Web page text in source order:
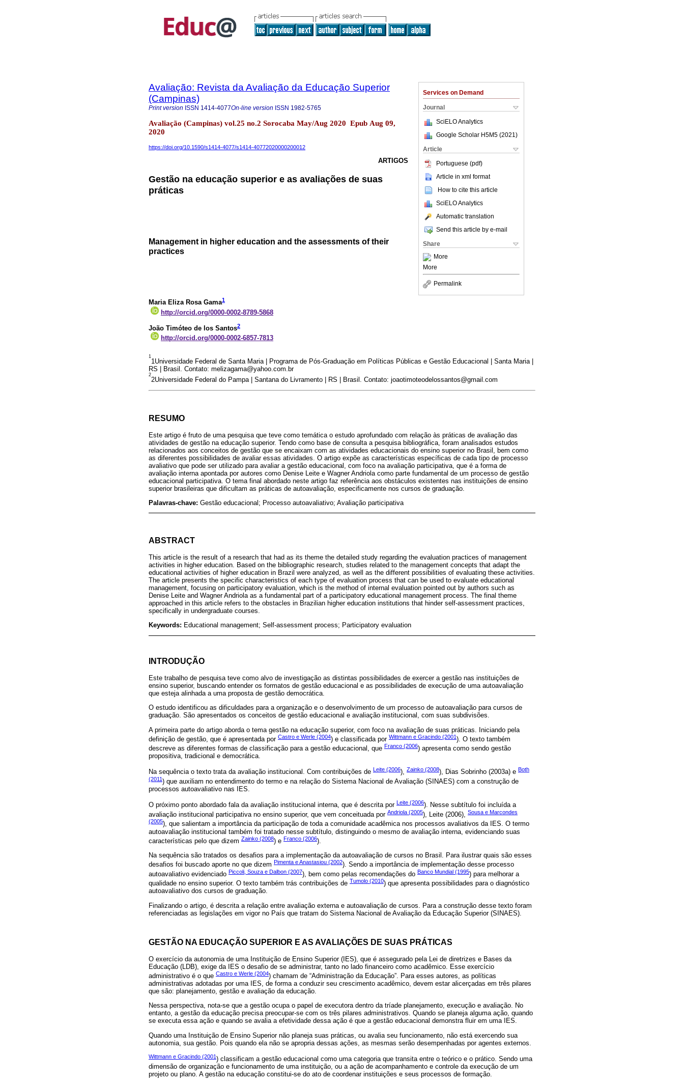
Services on Demand
Journal
SciELO Analytics
Google Scholar H5M5 (2021 )
Article
Portuguese (pdf)
Article in xml format
How to cite this article
SciELO Analytics
Automatic translation
Send this article by e-mail
Share
More
More
Permalink
Avaliação: Revista da Avaliação da Educação Superior
(Campinas)
Print version ISSN 1414-4077On-line version ISSN 1982-5765
Avaliação (Campinas) vol.25 no.2 Sorocaba May/Aug 2020 Epub Aug 09,
2020
https://doi.org/10.1590/s1414-4077/s1414-40772020000200012
ARTIGOS
Gestão na educação superior e as avaliações de suas
práticas
Management in higher education and the assessments of their
practices
Maria Eliza Rosa Gama1
http://orcid.org/0000-0002-8789-5868
João Timóteo de los Santos2
http://orcid.org/0000-0002-6857-7813
1
1Universidade Federal de Santa Maria | Programa de Pós-Graduação em Políticas Públicas e Gestão Educacional | Santa Maria |
RS | Brasil. Contato: melizagama@yahoo.com.br
2
2Universidade Federal do Pampa | Santana do Livramento | RS | Brasil. Contato: joaotimoteodelossantos@gmail.com
RESUMO
Este artigo é fruto de uma pesquisa que teve como temática o estudo aprofundado com relação às práticas de avaliação das
atividades de gestão na educação superior. Tendo como base de consulta a pesquisa bibliográfica, foram analisados estudos
relacionados aos conceitos de gestão que se encaixam com as atividades educacionais do ensino superior no Brasil, bem como
as diferentes possibilidades de avaliar essas atividades. O artigo expõe as características específicas de cada tipo de processo
avaliativo que pode ser utilizado para avaliar a gestão educacional, com foco na avaliação participativa, que é a forma de
avaliação interna apontada por autores como Denise Leite e Wagner Andriola como parte fundamental de um processo de gestão
educacional participativa. O tema final abordado neste artigo faz referência aos obstáculos existentes nas instituições de ensino
superior brasileiras que dificultam as práticas de autoavaliação, especificamente nos cursos de graduação.
Palavras-chave: Gestão educacional; Processo autoavaliativo; Avaliação participativa
ABSTRACT
This article is the result of a research that had as its theme the detailed study regarding the evaluation practices of management
activities in higher education. Based on the bibliographic research, studies related to the management concepts that adapt the
educational activities of higher education in Brazil were analyzed, as well as the different possibilities of evaluating these activities.
The article presents the specific characteristics of each type of evaluation process that can be used to evaluate educational
management, focusing on participatory evaluation, which is the method of internal evaluation pointed out by authors such as
Denise Leite and Wagner Andriola as a fundamental part of a participatory educational management process. The final theme
approached in this article refers to the obstacles in Brazilian higher education institutions that hinder self-assessment practices,
specifically in undergraduate courses.
Keywords: Educational management; Self-assessment process; Participatory evaluation
INTRODUÇÃO
Este trabalho de pesquisa teve como alvo de investigação as distintas possibilidades de exercer a gestão nas instituições de
ensino superior, buscando entender os formatos de gestão educacional e as possibilidades de execução de uma autoavaliação
que esteja alinhada a uma proposta de gestão democrática.
O estudo identificou as dificuldades para a organização e o desenvolvimento de um processo de autoavaliação para cursos de
graduação. São apresentados os conceitos de gestão educacional e avaliação institucional, com suas subdivisões.
A primeira parte do artigo aborda o tema gestão na educação superior, com foco na avaliação de suas práticas. Iniciando pela
definição de gestão, que é apresentada por Castro e Werle (2004) e classificada por Wittmann e Gracindo (2001). O texto também
descreve as diferentes formas de classificação para a gestão educacional, que Franco (2006) apresenta como sendo gestão
propositiva, tradicional e democrática.
Na sequência o texto trata da avaliação institucional. Com contribuições de Leite (2006), Zainko (2008), Dias Sobrinho (2003a) e Both
(2011) que auxiliam no entendimento do termo e na relação do Sistema Nacional de Avaliação (SINAES) com a construção de
processos autoavaliativo nas IES.
O próximo ponto abordado fala da avaliação institucional interna, que é descrita por Leite (2006). Nesse subtítulo foi incluída a
avaliação institucional participativa no ensino superior, que vem conceituada por Andriola (2005), Leite (2006), Sousa e Marcondes
(2005), que salientam a importância da participação de toda a comunidade acadêmica nos processos avaliativos da IES. O termo
autoavaliação institucional também foi tratado nesse subtítulo, distinguindo o mesmo de avaliação interna, evidenciando suas
características pelo que dizem Zainko (2008) e Franco (2006).
Na sequência são tratados os desafios para a implementação da autoavaliação de cursos no Brasil. Para ilustrar quais são esses
desafios foi buscado aporte no que dizem Pimenta e Anastasiou (2002). Sendo a importância de implementação desse processo
autoavaliativo evidenciado Piccoli, Souza e Dalbon (2007), bem como pelas recomendações do Banco Mundial (1995) para melhorar a
qualidade no ensino superior. O texto também trás contribuições de Tumolo (2010) que apresenta possibilidades para o diagnóstico
autoavaliativo dos cursos de graduação.
Finalizando o artigo, é descrita a relação entre avaliação externa e autoavaliação de cursos. Para a construção desse texto foram
referenciadas as legislações em vigor no País que tratam do Sistema Nacional de Avaliação da Educação Superior (SINAES).
GESTÃO NA EDUCAÇÃO SUPERIOR E AS AVALIAÇÕES DE SUAS PRÁTICAS
O exercício da autonomia de uma Instituição de Ensino Superior (IES), que é assegurado pela Lei de diretrizes e Bases da
Educação (LDB), exige da IES o desafio de se administrar, tanto no lado financeiro como acadêmico. Esse exercício
administrativo é o que Castro e Werle (2004) chamam de “Administração da Educação”. Para esses autores, as políticas
administrativas adotadas por uma IES, de forma a conduzir seu crescimento acadêmico, devem estar alicerçadas em três pilares
que são: planejamento, gestão e avaliação da educação.
Nessa perspectiva, nota-se que a gestão ocupa o papel de executora dentro da tríade planejamento, execução e avaliação. No
entanto, a gestão da educação precisa preocupar-se com os três pilares administrativos. Quando se planeja alguma ação, quando
se executa essa ação e quando se avalia a efetividade dessa ação é que a gestão educacional demonstra fluir em uma IES.
Quando uma Instituição de Ensino Superior não planeja suas práticas, ou avalia seu funcionamento, não está exercendo sua
autonomia, sua gestão. Pois quando ela não se apropria dessas ações, as mesmas serão desempenhadas por agentes externos.
Wittmann e Gracindo (2001) classificam a gestão educacional como uma categoria que transita entre o teórico e o prático. Sendo uma
dimensão de organização e funcionamento de uma instituição, ou a ação de acompanhamento e controle da execução de um
projeto ou plano. A gestão na educação constitui-se do ato de coordenar instituições e seus processos de formação.